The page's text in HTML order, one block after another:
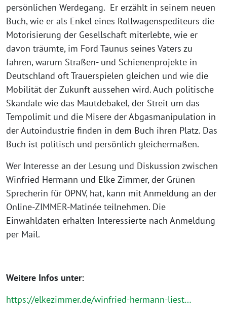
persönlichen Werdegang. Er erzählt in seinem neuen
Buch, wie er als Enkel eines Rollwagenspediteurs die
Motorisierung der Gesellschaft miterlebte, wie er
davon träumte, im Ford Taunus seines Vaters zu
fahren, warum Straßen- und Schienenprojekte in
Deutschland oft Trauerspielen gleichen und wie die
Mobilität der Zukunft aussehen wird. Auch politische
Skandale wie das Mautdebakel, der Streit um das
Tempolimit und die Misere der Abgasmanipulation in
der Autoindustrie finden in dem Buch ihren Platz. Das
Buch ist politisch und persönlich gleichermaßen.
Wer Interesse an der Lesung und Diskussion zwischen
Winfried Hermann und Elke Zimmer, der Grünen
Sprecherin für ÖPNV, hat, kann mit Anmeldung an der
Online-ZIMMER-Matinée teilnehmen. Die
Einwahldaten erhalten Interessierte nach Anmeldung
per Mail.
Weitere Infos unter:
https://elkezimmer.de/winfried-hermann-liest…